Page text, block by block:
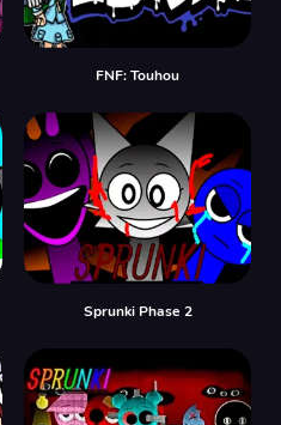
FNF: Touhou
Sprunki Phase 2